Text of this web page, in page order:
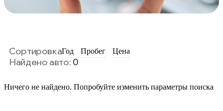
СортировкаГод Пробег Цена
Найдено авто: 0
Ничего не найдено. Попробуйте изменить параметры поиска